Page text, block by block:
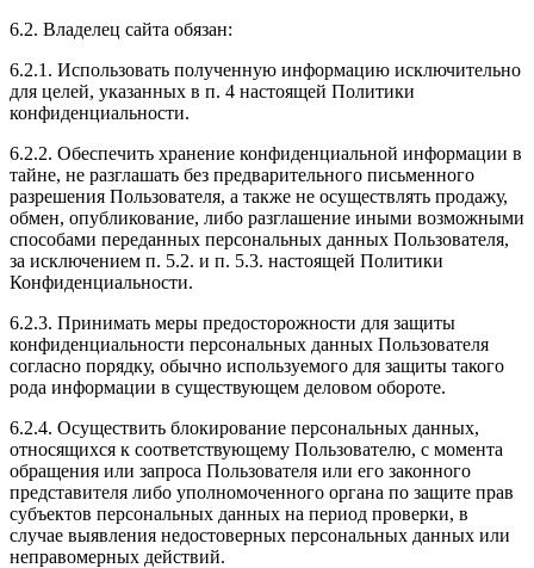
6.2. Владелец сайта обязан:
6.2.1. Использовать полученную информацию исключительно
для целей, указанных в п. 4 настоящей Политики
конфиденциальности.
6.2.2. Обеспечить хранение конфиденциальной информации в
тайне, не разглашать без предварительного письменного
разрешения Пользователя, а также не осуществлять продажу,
обмен, опубликование, либо разглашение иными возможными
способами переданных персональных данных Пользователя,
за исключением п. 5.2. и п. 5.3. настоящей Политики
Конфиденциальности.
6.2.3. Принимать меры предосторожности для защиты
конфиденциальности персональных данных Пользователя
согласно порядку, обычно используемого для защиты такого
рода информации в существующем деловом обороте.
6.2.4. Осуществить блокирование персональных данных,
относящихся к соответствующему Пользователю, с момента
обращения или запроса Пользователя или его законного
представителя либо уполномоченного органа по защите прав
субъектов персональных данных на период проверки, в
случае выявления недостоверных персональных данных или
неправомерных действий.